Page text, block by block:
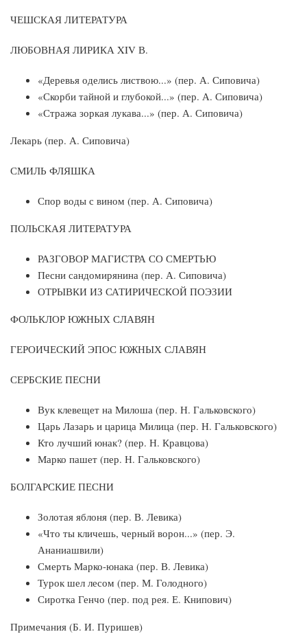
ЧЕШСКАЯ ЛИТЕРАТУРА
ЛЮБОВНАЯ ЛИРИКА XIV В.
«Деревья оделись листвою...» (пер. А. Сиповича)
«Скорби тайной и глубокой...» (пер. А. Сиповича)
«Стража зоркая лукава...» (пер. А. Сиповича)
Лекарь (пер. А. Сиповича)
СМИЛЬ ФЛЯШКА
Спор воды с вином (пер. А. Сиповича)
ПОЛЬСКАЯ ЛИТЕРАТУРА
РАЗГОВОР МАГИСТРА СО СМЕРТЬЮ
Песни сандомирянина (пер. А. Сиповича)
ОТРЫВКИ ИЗ САТИРИЧЕСКОЙ ПОЭЗИИ
ФОЛЬКЛОР ЮЖНЫХ СЛАВЯН
ГЕРОИЧЕСКИЙ ЭПОС ЮЖНЫХ СЛАВЯН
СЕРБСКИЕ ПЕСНИ
Вук клевещет на Милоша (пер. Н. Гальковского)
Царь Лазарь и царица Милица (пер. Н. Гальковского)
Кто лучший юнак? (пер. Н. Кравцова)
Марко пашет (пер. Н. Гальковского)
БОЛГАРСКИЕ ПЕСНИ
Золотая яблоня (пер. В. Левика)
«Что ты кличешь, черный ворон...» (пер. Э.
Ананиашвили)
Смерть Марко-юнака (пер. В. Левика)
Турок шел лесом (пер. М. Голодного)
Сиротка Генчо (пер. под рея. Е. Книпович)
Примечания (Б. И. Пуришев)